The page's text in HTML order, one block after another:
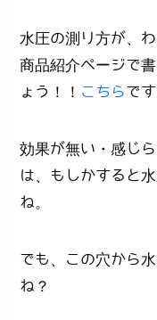
水圧の測り方が、
商品紹介ページで
ょう！！ こちらです
効果が無い・感じ
は、もしかすると
ね。
でも、この穴から
ね？